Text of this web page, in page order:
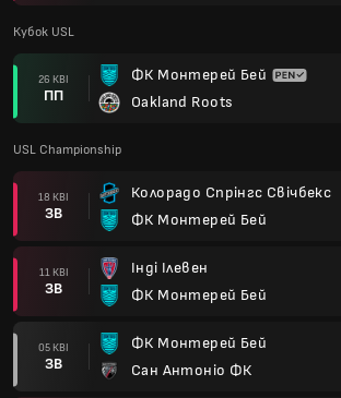
05 КВІ
ФК Лас-Вегас Лайтс
22 БЕР
ЗВ
Республіка Сакраменто ФК
ФК Монтерей Бей
15 БЕР
ЗВ
ФК Монтерей Бей
Ель-Пасо Локомотив
08 БЕР
ЗВ
ФК Монтерей Бей
Oakland Roots